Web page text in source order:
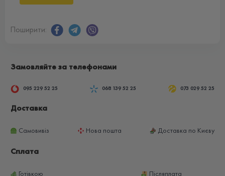
Поширити:
Замовляйте за телефонами
095 229 52 25 068 139 52 25 073 029 52 25
Доставка
Самовивіз Нова пошта Доставка по Києву
Сплата
Готівкою
Післяплата